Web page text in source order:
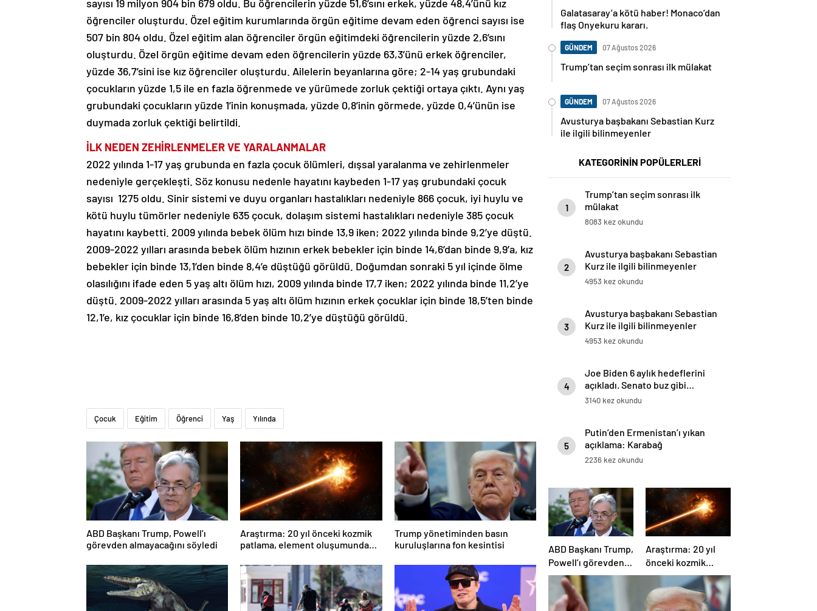
sayısı 19 milyon 904 bin 679 oldu. Bu öğrencilerin yüzde 51,6’sını erkek, yüzde 48,4’ünü kız
öğrenciler oluşturdu. Özel eğitim kurumlarında örgün eğitime devam eden öğrenci sayısı ise
507 bin 804 oldu. Özel eğitim alan öğrenciler örgün eğitimdeki öğrencilerin yüzde 2,6’sını
oluşturdu. Özel örgün eğitime devam eden öğrencilerin yüzde 63,3’ünü erkek öğrenciler,
yüzde 36,7’sini ise kız öğrenciler oluşturdu. Ailelerin beyanlarına göre; 2-14 yaş grubundaki
çocukların yüzde 1,5 ile en fazla öğrenmede ve yürümede zorluk çektiği ortaya çıktı. Aynı yaş
grubundaki çocukların yüzde 1’inin konuşmada, yüzde 0,8’inin görmede, yüzde 0,4’ünün ise
duymada zorluk çektiği belirtildi.
İLK NEDEN ZEHİRLENMELER VE YARALANMALAR
2022 yılında 1-17 yaş grubunda en fazla çocuk ölümleri, dışsal yaralanma ve zehirlenmeler
nedeniyle gerçekleşti. Söz konusu nedenle hayatını kaybeden 1-17 yaş grubundaki çocuk
sayısı 1275 oldu. Sinir sistemi ve duyu organları hastalıkları nedeniyle 866 çocuk, iyi huylu ve
kötü huylu tümörler nedeniyle 635 çocuk, dolaşım sistemi hastalıkları nedeniyle 385 çocuk
hayatını kaybetti. 2009 yılında bebek ölüm hızı binde 13,9 iken; 2022 yılında binde 9,2’ye düştü.
2009-2022 yılları arasında bebek ölüm hızının erkek bebekler için binde 14,6’dan binde 9,9’a, kız
bebekler için binde 13,1’den binde 8,4’e düştüğü görüldü. Doğumdan sonraki 5 yıl içinde ölme
olasılığını ifade eden 5 yaş altı ölüm hızı, 2009 yılında binde 17,7 iken; 2022 yılında binde 11,2’ye
düştü. 2009-2022 yılları arasında 5 yaş altı ölüm hızının erkek çocuklar için binde 18,5’ten binde
12,1’e, kız çocuklar için binde 16,8’den binde 10,2’ye düştüğü görüldü.
Çocuk Eğitim Öğrenci Yaş Yılında
ABD Başkanı Trump, Powell’ı
görevden almayacağını söyledi
Araştırma: 20 yıl önceki kozmik
patlama, element oluşumunda
Trump yönetiminden basın
kuruluşlarına fon kesintisi
Galatasaray’a kötü haber! Monaco’dan
flaş Onyekuru kararı.
GÜNDEM 07 Ağustos 2026
Trump’tan seçim sonrası ilk mülakat
GÜNDEM 07 Ağustos 2026
Avusturya başbakanı Sebastian Kurz
ile ilgili bilinmeyenler
KATEGORİNİN POPÜLERLERİ
1
Trump’tan seçim sonrası ilk
mülakat
8083 kez okundu
2
Avusturya başbakanı Sebastian
Kurz ile ilgili bilinmeyenler
4953 kez okundu
3
Avusturya başbakanı Sebastian
Kurz ile ilgili bilinmeyenler
4953 kez okundu
4
Joe Biden 6 aylık hedeflerini
açıkladı. Senato buz gibi…
3140 kez okundu
5
Putin’den Ermenistan’ı yıkan
açıklama: Karabağ
Azerbaycan’ın ayrılmaz bir
2236 kez okundu
ABD Başkanı Trump,
Powell’ı görevden
almayacağını
söyledi
Araştırma: 20 yıl
önceki kozmik
patlama, element
oluşumunda önemli
rol oynuyor